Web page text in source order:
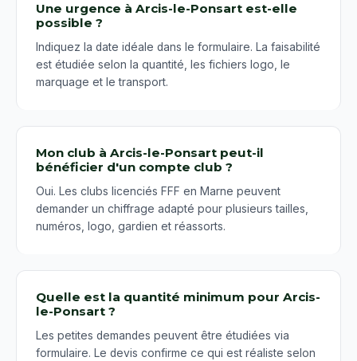
Une urgence à Arcis-le-Ponsart est-elle
possible ?
Indiquez la date idéale dans le formulaire. La faisabilité
est étudiée selon la quantité, les fichiers logo, le
marquage et le transport.
Mon club à Arcis-le-Ponsart peut-il
bénéficier d'un compte club ?
Oui. Les clubs licenciés FFF en Marne peuvent
demander un chiffrage adapté pour plusieurs tailles,
numéros, logo, gardien et réassorts.
Quelle est la quantité minimum pour Arcis-
le-Ponsart ?
Les petites demandes peuvent être étudiées via
formulaire. Le devis confirme ce qui est réaliste selon